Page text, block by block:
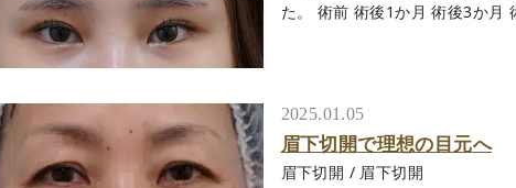
た。 術前 術後1か月 術後3か月
2025.01.05
眉下切開で理想の目元へ
眉下切開 / 眉下切開